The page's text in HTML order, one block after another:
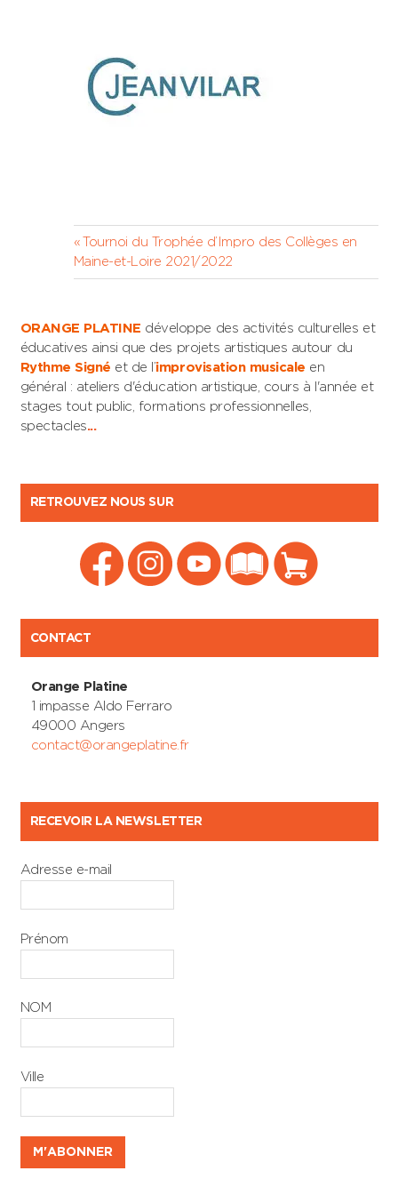
Navigation
de
Previous
Post:
Tournoi du Trophée d’Impro des Collèges en
Maine-et-Loire 2021/2022
ORANGE PLATINE développe des activités culturelles et
éducatives ainsi que des projets artistiques autour du
Rythme Signé et de l’improvisation musicale en
général : ateliers d'éducation artistique, cours à l'année et
stages tout public, formations professionnelles,
spectacles...
RETROUVEZ NOUS SUR
CONTACT
Orange Platine
1 impasse Aldo Ferraro
49000 Angers
contact@orangeplatine.fr
RECEVOIR LA NEWSLETTER
Adresse e-mail
Prénom
NOM
Ville